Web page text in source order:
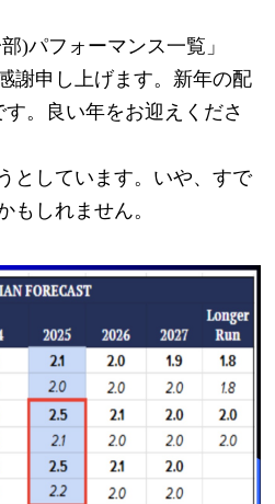
)パフォーマンス一覧」
謝申し上げます。新年の配
。良い年をお迎えくださ
としています。いや、すで
もしれません。